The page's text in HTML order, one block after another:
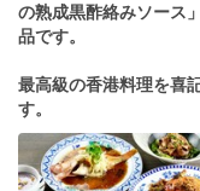
の熟成黒酢絡みソース
品です。
最高級の香港料理を喜
す。